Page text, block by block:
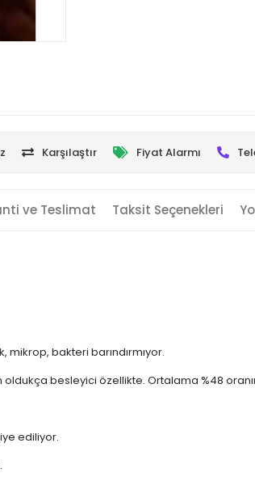
Karşılaştır Fiyat Alarmı
ve Teslimat Taksit Seçenekleri
bakteri barındırmıyor.
besleyici özellikte. Ortalama %48
ediliyor.